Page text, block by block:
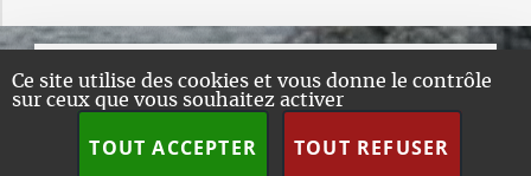
Ce site utilise des cookies et vous donne le contrôle
sur ceux que vous souhaitez activer
TOUT ACCEPTER TOUT REFUSER
© GUALENI.COM
A PROPOS
PLAN DU SITE